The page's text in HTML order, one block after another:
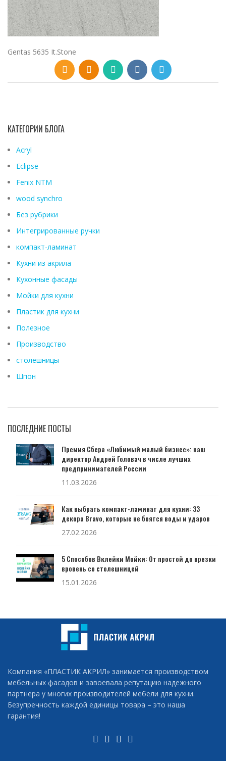
Gentas 5635 It.Stone
КАТЕГОРИИ БЛОГА
Acryl
Eclipse
Fenix ​​NTM
wood synchro
Без рубрики
Интегрированные ручки
компакт-ламинат
Кухни из акрила
Кухонные фасады
Мойки для кухни
Пластик для кухни
Полезное
Производство
столешницы
Шпон
ПОСЛЕДНИЕ ПОСТЫ
Премия Сбера «Любимый малый бизнес»: наш
директор Андрей Головач в числе лучших
предпринимателей России
11.03.2026
Как выбрать компакт-ламинат для кухни: 33
декора Bravo, которые не боятся воды и ударов
27.02.2026
5 Способов Вклейки Мойки: От простой до врезки
вровень со столешницей
15.01.2026
Компания «ПЛАСТИК АКРИЛ» занимается производством
мебельных фасадов и завоевала репутацию надежного
партнера у многих производителей мебели для кухни.
Безупречность каждой единицы товара – это наша
гарантия!